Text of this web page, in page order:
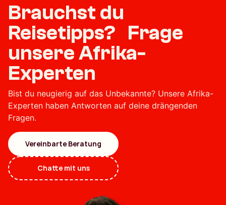
Brauchst du
Reisetipps? Frage
unsere Afrika-
Experten
Bist du neugierig auf das Unbekannte? Unsere Afrika-
Experten haben Antworten auf deine drängenden
Fragen.
Vereinbarte Beratung
Chatte mit uns